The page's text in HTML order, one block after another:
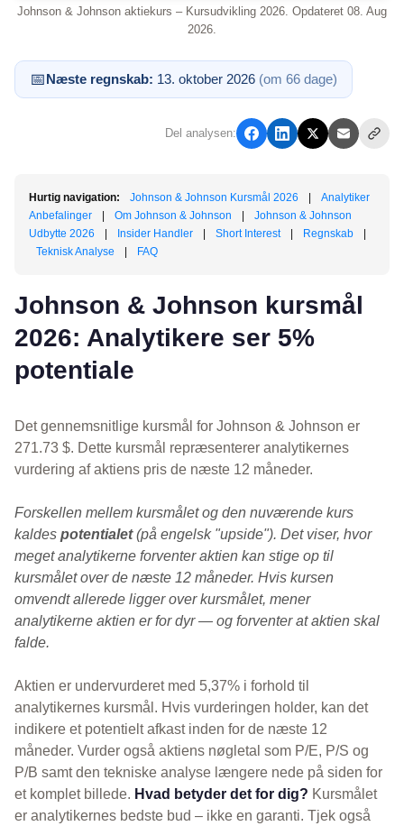
Johnson & Johnson aktiekurs – Kursudvikling 2026. Opdateret 08. Aug
2026.
📅Næste regnskab: 13. oktober 2026 (om 66 dage)
Del analysen:
Hurtig navigation: Johnson & Johnson Kursmål 2026
Analytiker
Anbefalinger
Om Johnson & Johnson
Johnson & Johnson
Udbytte 2026
Insider Handler Short Interest Regnskab
Teknisk Analyse
FAQ
Johnson & Johnson kursmål
2026: Analytikere ser 5%
potentiale
Det gennemsnitlige kursmål for Johnson & Johnson er
271.73 $. Dette kursmål repræsenterer analytikernes
vurdering af aktiens pris de næste 12 måneder.
Forskellen mellem kursmålet og den nuværende kurs
kaldes potentialet(på engelsk "upside"). Det viser, hvor
meget analytikerne forventer aktien kan stige op til
kursmålet over de næste 12 måneder. Hvis kursen
omvendt allerede ligger over kursmålet, mener
analytikerne aktien er for dyr — og forventer at aktien skal
falde.
Aktien er undervurderet med 5,37% i forhold til
analytikernes kursmål. Hvis vurderingen holder, kan det
indikere et potentielt afkast inden for de næste 12
måneder. Vurder også aktiens nøgletal som P/E, P/S og
P/B samt den tekniske analyse længere nede på siden for
et komplet billede. Hvad betyder det for dig? Kursmålet
er analytikernes bedste bud – ikke en garanti. Tjek også